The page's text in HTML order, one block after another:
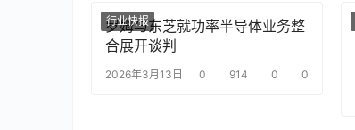
行业快报
罗姆与东芝就功率半导体业务整
合展开谈判
2026年3月13日 0 914 0 0